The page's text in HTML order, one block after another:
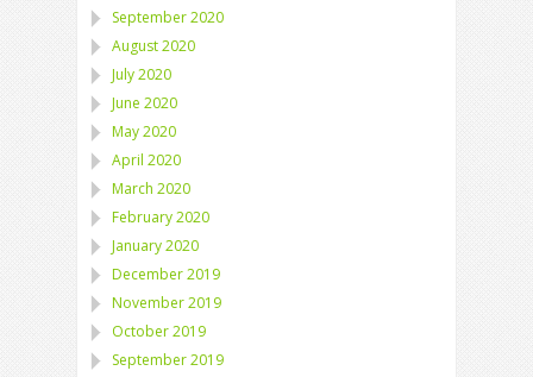
September 2020
August 2020
July 2020
June 2020
May 2020
April 2020
March 2020
February 2020
January 2020
December 2019
November 2019
October 2019
September 2019